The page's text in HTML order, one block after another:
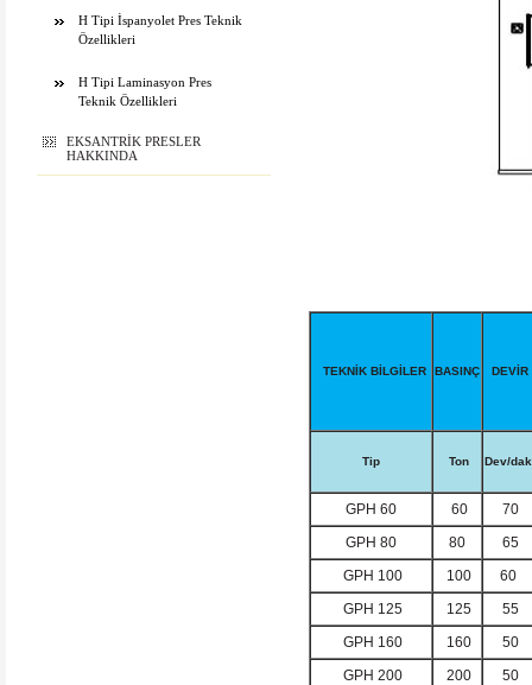
H Tipi İspanyolet Pres Teknik
Özellikleri
H Tipi Laminasyon Pres
Teknik Özellikleri
EKSANTRİK PRESLER
HAKKINDA
TEKNİK BİLGİLER BASINÇ DEVİR
Tip Ton Dev/
GPH 60 60
70
GPH 80
80
65
GPH 100
100
60
GPH 125
125
55
GPH 160
160
50
GPH 200
200
50